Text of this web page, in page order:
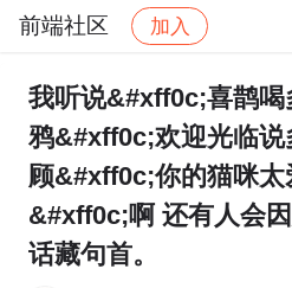
前端社区 加入
社区 前端社区 感慨
我听说&#xff0c;喜鹊喝
鸦&#xff0c;欢迎光临说
顾&#xff0c;你的猫咪太
&#xff0c;啊 还有人会
话藏句首。